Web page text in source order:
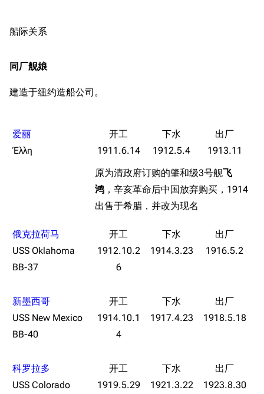
船际关系
同厂舰娘
建造于纽约造船公司。
爱丽
Έλλη
1911.6.14 1912.5.4
1913.11
原为清政府订购的肇和级3号舰飞
鸿 ，辛亥革命后中国放弃购买，1914
出售于希腊，并改为现名
俄克拉荷马
USS Oklahoma
BB-37
1912.10.2
6
1914.3.23 1916.5.2
新墨西哥
USS New Mexico
BB-40
1914.10.1
4
1917.4.23 1918.5.18
科罗拉多
USS Colorado
1919.5.29 1921.3.22 1923.8.30